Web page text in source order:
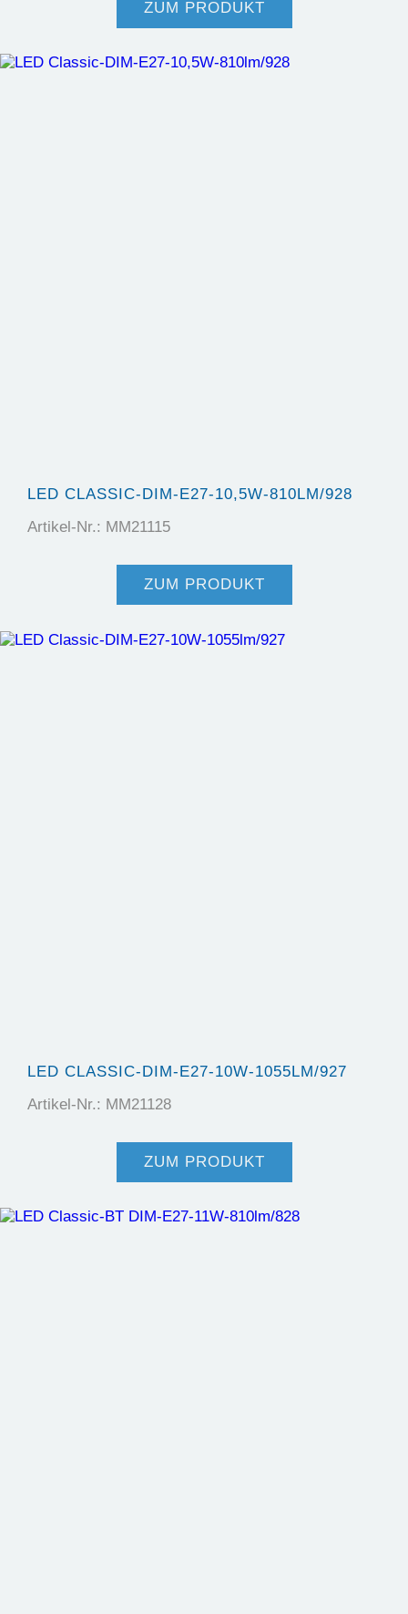
ZUM PRODUKT
LED CLASSIC-DIM-E27-10,5W-810LM/928
Artikel-Nr.: MM21115
ZUM PRODUKT
LED CLASSIC-DIM-E27-10W-1055LM/927
Artikel-Nr.: MM21128
ZUM PRODUKT